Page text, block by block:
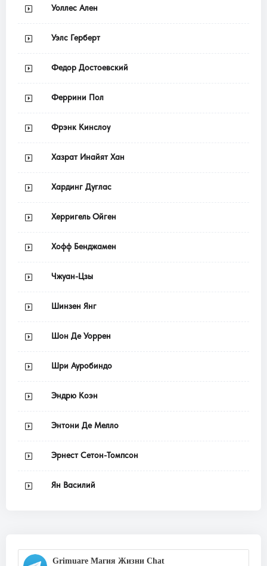
Уоллес Ален
Уэлс Герберт
Федор Достоевский
Феррини Пол
Фрэнк Кинслоу
Хазрат Инайят Хан
Хардинг Дуглас
Херригель Ойген
Хофф Бенджамен
Чжуан-Цзы
Шинзен Янг
Шон Де Уоррен
Шри Ауробиндо
Эндрю Коэн
Энтони Де Мелло
Эрнест Сетон-Томпсон
Ян Василий